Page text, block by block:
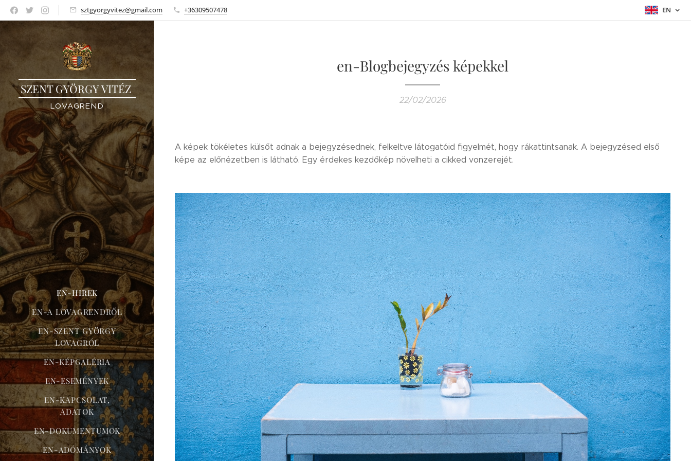
sztgyorgyvitez@gmail.com +36309507478 EN
SZENT GYÖRGY VITÉZ
LOVAGREND
EN-HIREK
EN-A LOVAGRENDRŐL
EN-SZENT GYÖRGY
LOVAGRÓL
EN-KÉPGALÉRIA
EN-ESEMÉNYEK
EN-KAPCSOLAT,
ADATOK
EN-DOKUMENTUMOK
EN-ADÓMÁNYOK
en-Blogbejegyzés képekkel
22/02/2026
A képek tökéletes külsőt adnak a bejegyzésednek, felkeltve látogatóid figyelmét, hogy rákattintsanak. A bejegyzésed első
képe az előnézetben is látható. Egy érdekes kezdőkép növelheti a cikked vonzerejét.